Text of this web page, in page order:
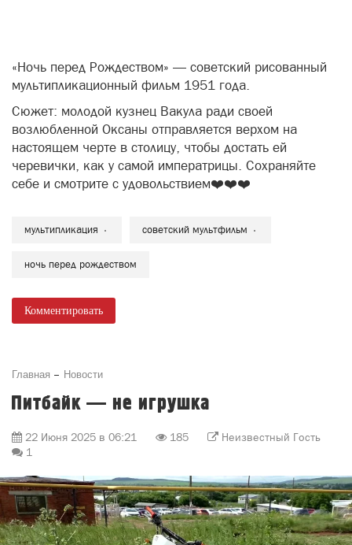
«Ночь перед Рождеством» — советский рисованный
мультипликационный фильм 1951 года.
Сюжет: молодой кузнец Вакула ради своей
возлюбленной Оксаны отправляется верхом на
настоящем черте в столицу, чтобы достать ей
черевички, как у самой императрицы. Сохраняйте
себе и смотрите с удовольствием❤️❤️❤️
мультипликация советский мультфильм
ночь перед рождеством
Комментировать
Главная Новости
Питбайк — не игрушка
22 Июня 2025 в 06:21 185
Неизвестный Гость
1